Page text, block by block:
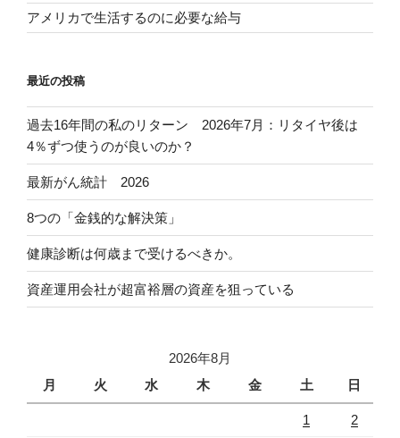
アメリカで生活するのに必要な給与
最近の投稿
過去16年間の私のリターン 2026年7月：リタイヤ後は
4％ずつ使うのが良いのか？
最新がん統計 2026
8つの「金銭的な解決策」
健康診断は何歳まで受けるべきか。
資産運用会社が超富裕層の資産を狙っている
2026年8月
月
火 水 木 金 土 日
1 2